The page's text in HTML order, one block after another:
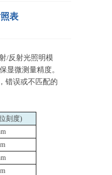
表
/反射光照明模
显微测量精度。
错误或不匹配的
刻度)